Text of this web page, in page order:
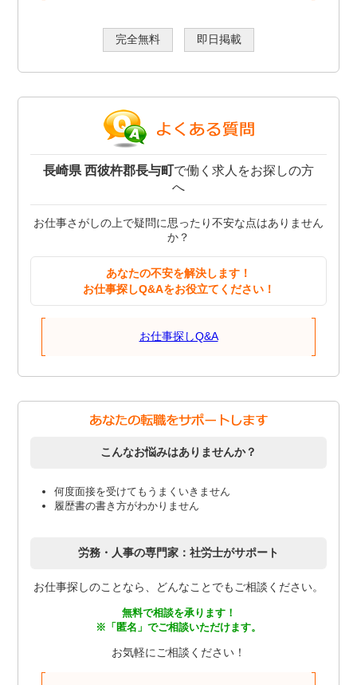
完全無料 即日掲載
長崎県 西彼杵郡長与町で働く求人をお探しの方
へ
お仕事さがしの上で疑問に思ったり不安な点はありません
か？
あなたの不安を解決します！
お仕事探しQ&Aをお役立てください！
お仕事探しQ&A
こんなお悩みはありませんか？
何度面接を受けてもうまくいきません
履歴書の書き方がわかりません
労務・人事の専門家：社労士がサポート
お仕事探しのことなら、どんなことでもご相談ください。
無料で相談を承ります！
※「匿名」でご相談いただけます。
お気軽にご相談ください！